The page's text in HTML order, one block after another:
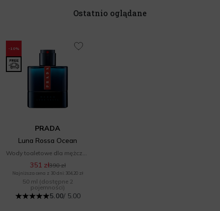
Ostatnio oglądane
-10%
PRADA
Luna Rossa Ocean
351 zł390 zł
Najniższa cena z 30 dni: 304,20 zł
50 ml (dostępne 2
pojemności)
5.00/ 5.00